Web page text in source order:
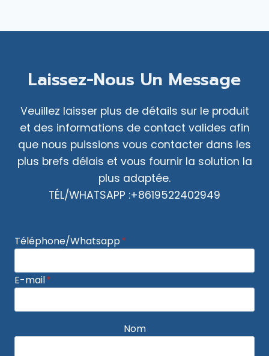
Laissez-Nous Un Message
Veuillez laisser plus de détails sur le produit
et des informations de contact valides afin
que nous puissions vous contacter dans les
plus brefs délais et vous fournir la solution la
plus adaptée.
TÉL/WHATSAPP :+8619522402949
Téléphone/Whatsapp*
E-mail*
Nom